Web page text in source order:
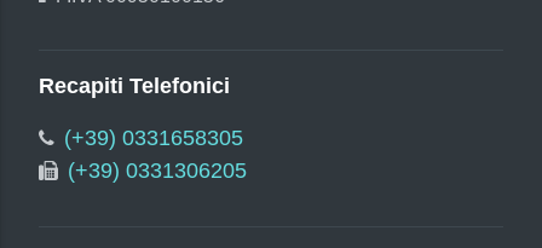
Recapiti Telefonici
(+39) 0331658305
(+39) 0331306205